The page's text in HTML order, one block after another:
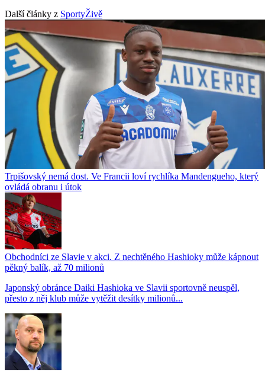
Další články z SportyŽivě
Trpišovský nemá dost. Ve Francii loví rychlíka Mandengueho, který
ovládá obranu i útok
Obchodníci ze Slavie v akci. Z nechtěného Hashioky může kápnout
pěkný balík, až 70 milionů
Japonský obránce Daiki Hashioka ve Slavii sportovně neuspěl,
přesto z něj klub může vytěžit desítky milionů...